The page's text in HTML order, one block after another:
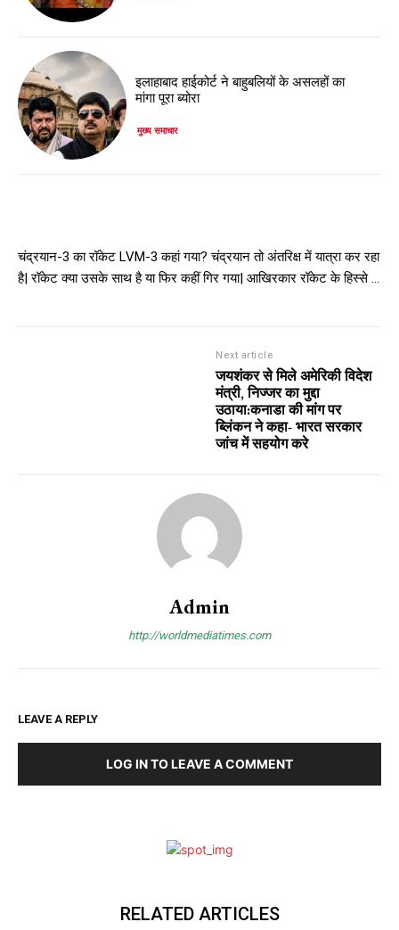
Subscription Plans
इलाहाबाद हाईकोर्ट ने बाहुबलियों के असलहों का
मांगा पूरा ब्योरा
मुख्य समाचार
चंद्रयान-3 का रॉकेट LVM-3 कहां गया? चंद्रयान तो अंतरिक्ष में यात्रा कर रहा
है| रॉकेट क्या उसके साथ है या फिर कहीं गिर गया| आखिरकार रॉकेट के हिस्से …
Next article
जयशंकर से मिले अमेरिकी विदेश
मंत्री, निज्जर का मुद्दा
उठाया:कनाडा की मांग पर
ब्लिंकन ने कहा- भारत सरकार
जांच में सहयोग करे
Admin
http://worldmediatimes.com
LEAVE A REPLY
LOG IN TO LEAVE A COMMENT
RELATED ARTICLES